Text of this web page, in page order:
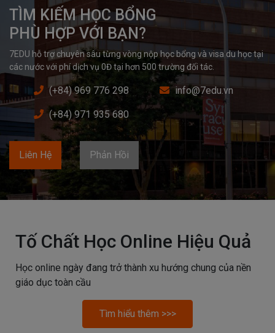
TÌM KIẾM HỌC BỔNG
PHÙ HỢP VỚI BẠN?
7EDU hỗ trợ chuyên sâu từng vòng nộp học bổng và visa du học tại
các nước với phí dịch vụ 0Đ tại hơn 500 trường đối tác.
(+84) 969 776 298 info@7edu.vn
(+84) 971 935 680
Liên Hệ Phản Hồi
Tố Chất Học Online Hiệu Quả
Học online ngày đang trở thành xu hướng chung của nền
giáo dục toàn cầu
Tìm hiểu thêm >>>